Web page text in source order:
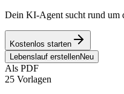
Dein KI-Agent sucht rund um
Kostenlos starten
Lebenslauf erstellenNeu
Als PDF
25 Vorlagen